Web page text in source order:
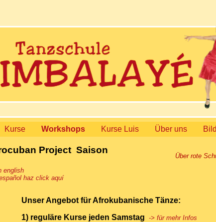
Kurse Workshops Kurse Luis Über uns
Project Saison
english
haz click aquí
Über rote
Unser Angebot für Afrokubanische Tänze:
1) reguläre Kurse jeden Samstag -> für mehr Infos